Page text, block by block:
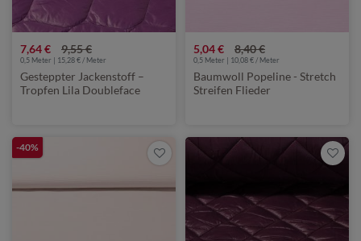
7,64 € 9,55 €
0,5 Meter | 15,28 € / Meter
Gesteppter Jackenstoff –
Tropfen Lila Doubleface
5,04 € 8,40 €
0,5 Meter | 10,08 € / Meter
Baumwoll Popeline - Stretch
Streifen Flieder
-40%